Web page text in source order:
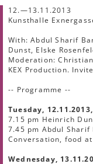
12.—13.11.2013
Kunsthalle
With: Abdul Sharif
Dunst, Elske
Moderation:
KEX Production.
-- Programme --
Tuesday,
7.15 pm Heinrich
7.45 pm Abdul
Conversation, food
Wednesday,